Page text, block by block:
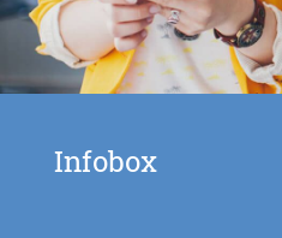
Infobox